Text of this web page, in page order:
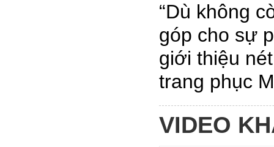
“Dù không
góp cho sự
giới thiệu
trang phục
VIDEO